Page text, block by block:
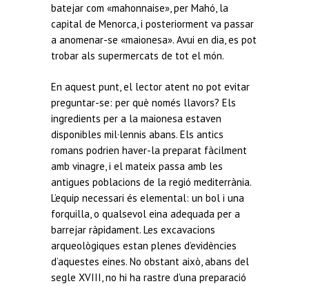
batejar com «mahonnaise», per Mahó, la
capital de Menorca, i posteriorment va passar
a anomenar-se «maionesa». Avui en dia, es pot
trobar als supermercats de tot el món.
En aquest punt, el lector atent no pot evitar
preguntar-se: per què només llavors? Els
ingredients per a la maionesa estaven
disponibles mil·lennis abans. Els antics
romans podrien haver-la preparat fàcilment
amb vinagre, i el mateix passa amb les
antigues poblacions de la regió mediterrània.
L’equip necessari és elemental: un bol i una
forquilla, o qualsevol eina adequada per a
barrejar ràpidament. Les excavacions
arqueològiques estan plenes d’evidències
d’aquestes eines. No obstant això, abans del
segle XVIII, no hi ha rastre d’una preparació